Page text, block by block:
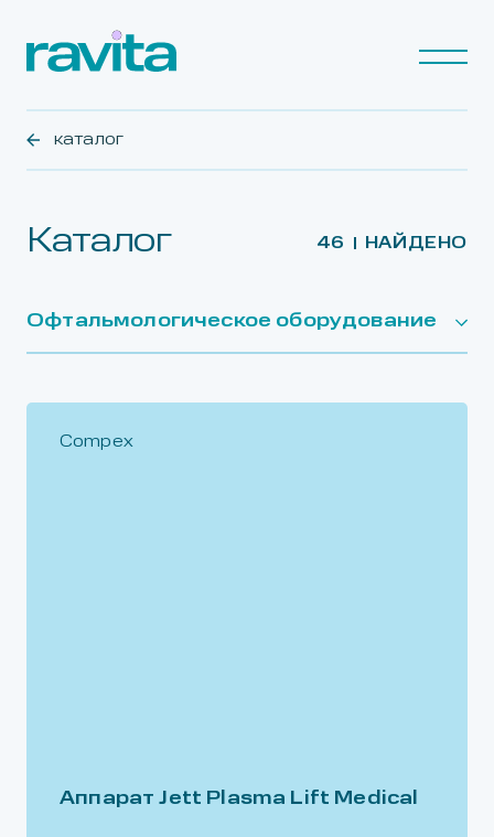
каталог
Каталог 46 НАЙДЕНО
Офтальмологическое оборудование
Compex
Аппарат Jett Plasma Lift Medical